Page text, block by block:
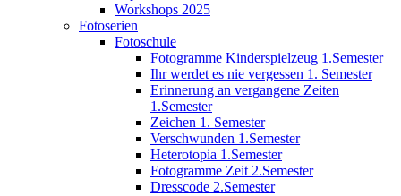
Workshops 2025
Fotoserien
Fotoschule
Fotogramme Kinderspielzeug 1.Semester
Ihr werdet es nie vergessen 1. Semester
Erinnerung an vergangene Zeiten
1.Semester
Zeichen 1. Semester
Verschwunden 1.Semester
Heterotopia 1.Semester
Fotogramme Zeit 2.Semester
Dresscode 2.Semester